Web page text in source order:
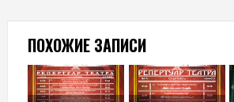
ПОХОЖИЕ ЗАПИСИ